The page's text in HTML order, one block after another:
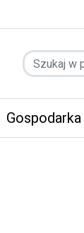
Gospodarka